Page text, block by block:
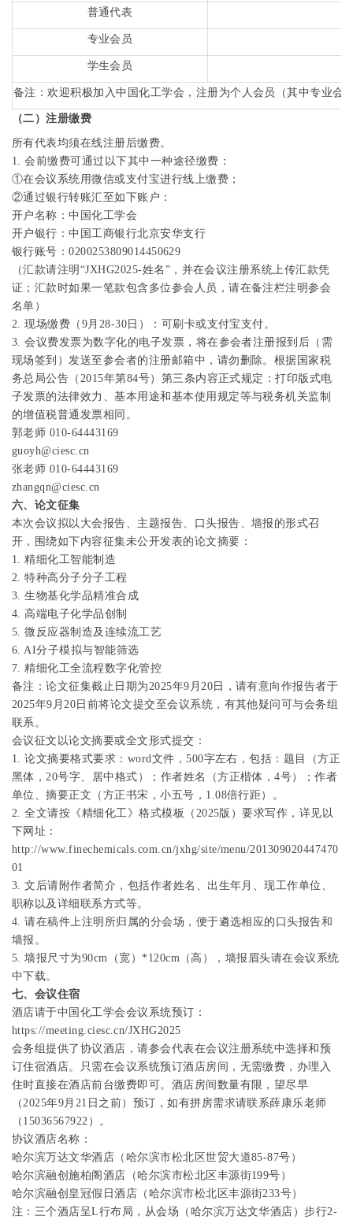
普通代表
专业会员
学生会员
备注 ：欢迎积极加入中国化工学会 ， 注册为个人会员 （其中专业会
（二）注册缴费
所有代表均须在线注册后缴费。
1.会前缴费可通过以下其中一种途径缴费：
①在会议系统用微信或支付宝进行线上缴费；
②通过银行转账汇至如下账户：
开户名称：中国化工学会
开户银行：中国工商银行北京安华支行
银行账号：0200253809014450629
（汇款请注明“JXHG2025-姓名 ”，并在会议注册系统上传汇款凭
证；汇款时如果一笔款包含多位参会人员，请在备注栏注明参会
名单）
2.现场缴费（ 9月 28-30 日）：可刷卡或支付宝支付。
3.会议费发票为数字化的电子发票，将在参会者注册报到后（需
现场签到）发送至参会者的注册邮箱中，请勿删除。根据国家税
务总局公告（ 2015年第84号）第三条内容正式规定：打印版式电
子发票的法律效力、基本用途和基本使用规定等与税务机关监制
的增值税普通发票相同。
郭老师 010-64443169
guoyh@ciesc.cn
张老师 010-64443169
zhangqn@ciesc.cn
六、论文征集
本次会议拟以大会报告、主题报告、口头报告、墙报的形式召
开，围绕如下内容征集未公开发表的论文摘要：
1.精细化工智能制造
2.特种高分子分子工程
3.生物基化学品精准合成
4. 高端电子化学品创制
5.微反应器制造及连续流工艺
6. AI分子模拟与智能筛选
7.精细化工全流程数字化管控
备注：论文征集截止日期为2025年9 月20 日，请有意向作报告者于
2025年9 月20 日前将论文提交至会议系统，有其他疑问可与会务组
联系。
会议征文以论文摘要或全文形式提交：
1.论文摘要格式要求： word文件，500字左右，包括：题目（方正
黑体，20号字、居中格式）；作者姓名（方正楷体，4号）；作者
单位、摘要正文（方正书宋，小五号， 1.08倍行距）。
2.全文请按《精细化工》格式模板（ 2025版）要求写作，详见以
下网址：
http://www.finechemicals.com.cn/jxhg/site/menu/201309020447470
01
3.文后请附作者简介，包括作者姓名、出生年月、现工作单位、
职称以及详细联系方式等。
4.请在稿件上注明所归属的分会场，便于遴选相应的口头报告和
墙报。
5. 墙报尺寸为90cm（宽）*120cm（高），墙报眉头请在会议系统
中下载。
七、会议住宿
酒店请于中国化工学会会议系统预订：
https://meeting.ciesc.cn/JXHG2025
会务组提供了协议酒店，请参会代表在会议注册系统中选择和预
订住宿酒店。 只需在会议系统预订酒店房间，无需缴费，办理入
住时直接在酒店前台缴费即可。 酒店房间数量有限，望尽早
（2025年9月 21 日之前）预订，如有拼房需求请联系薛康乐老师
（ 15036567922 ）。
协议酒店名称：
哈尔滨万达文华酒店（哈尔滨市松北区世贸大道85-87号）
哈尔滨融创施柏阁酒店（哈尔滨市松北区丰源街199号）
哈尔滨融创皇冠假日酒店（哈尔滨市松北区丰源街233号）
注：三个酒店呈L行布局，从会场（哈尔滨万达文华酒店）步行2-